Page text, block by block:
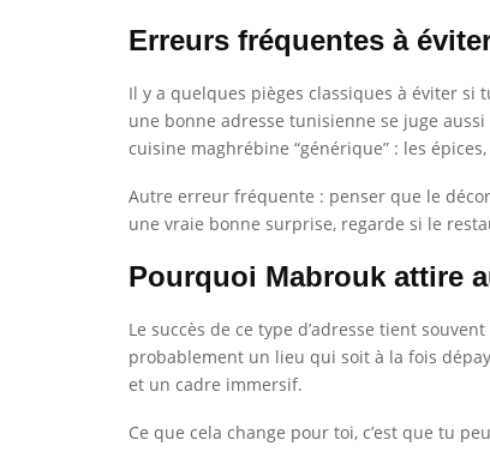
Erreurs fréquentes à
Il y a quelques pièges classiques à éviter
une bonne adresse tunisienne se juge
cuisine maghrébine “générique” : les
Autre erreur fréquente : penser que le
une vraie bonne surprise, regarde si le
Pourquoi Mabrouk attire
Le succès de ce type d’adresse tient
probablement un lieu qui soit à la fois
et un cadre immersif.
Ce que cela change pour toi, c’est que tu